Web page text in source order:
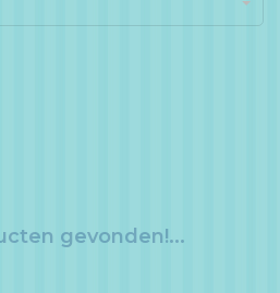
gevonden!...